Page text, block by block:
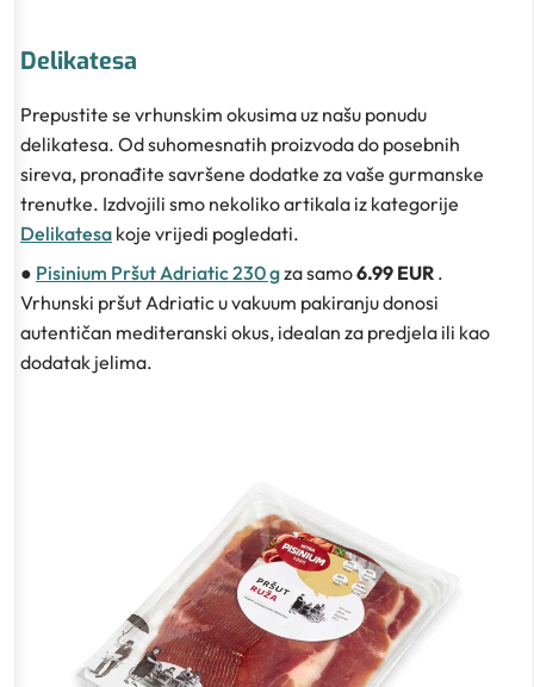
Delikatesa
Prepustite se vrhunskim okusima uz našu ponudu
delikatesa. Od suhomesnatih proizvoda do posebnih
sireva, pronađite savršene dodatke za vaše gurmanske
trenutke. Izdvojili smo nekoliko artikala iz kategorije
Delikatesa koje vrijedi pogledati.
● Pisinium Pršut Adriatic 230 gza samo6.99 EUR .
Vrhunski pršut Adriatic u vakuum pakiranju donosi
autentičan mediteranski okus, idealan za predjela ili kao
dodatak jelima.